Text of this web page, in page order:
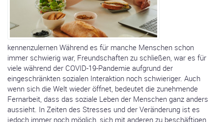
kennenzulernen Während es für manche Menschen schon
immer schwierig war, Freundschaften zu schließen, war es für
viele während der COVID-19-Pandemie aufgrund der
eingeschränkten sozialen Interaktion noch schwieriger. Auch
wenn sich die Welt wieder öffnet, bedeutet die zunehmende
Fernarbeit, dass das soziale Leben der Menschen ganz anders
aussieht. In Zeiten des Stresses und der Veränderung ist es
jedoch immer noch möglich, sich mit anderen zu beschäftigen